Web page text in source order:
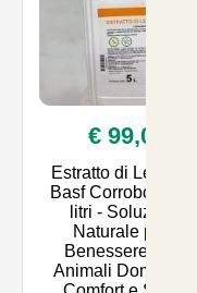
€ 99,00
Estratto di Legno by
Basf Corroborante 5
litri - Soluzione
Naturale per il
Benessere degli
Animali Domestici |